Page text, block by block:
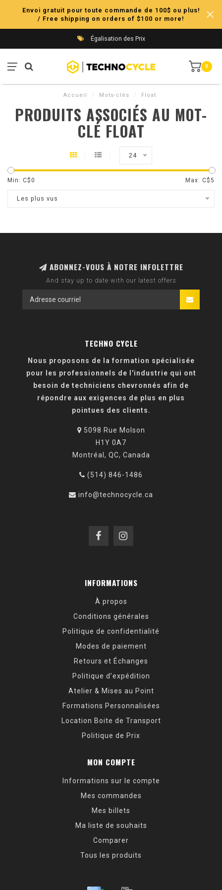
Envoi gratuit pour toute commande de 100$ ou plus!
/ Free shipping on orders of $100 or more!
Égalisation des Prix
0
Accueil / Mots-clés / Float
PRODUITS ASSOCIÉS AU MOT-
CLÉ FLOAT
24
Min: C$0 Max: C$5
Les plus vus
ABONNEZ-VOUS À NOTRE INFOLETTRE
And stay up to date with our latest offers
TECHNO CYCLE
Nous proposons de la formation spécialisée
pour les professionnels de l'industrie qui ont
besoin de techniciens chevronnés afin de
répondre aux exigences de plus en plus
pointues des clients.
5098 Rue Molson
H1Y 0A7
Montréal, QC, Canada
(514) 846-1486
info@technocycle.ca
INFORMATIONS
À propos
Conditions générales
Politique de confidentialité
Modes de paiement
Retours et Échanges
Politique d’expédition
Atelier & Mises au Point
Formations Personnalisées
Location Boite de Transport
Politique de Prix
MON COMPTE
Informations sur le compte
Mes commandes
Mes billets
Ma liste de souhaits
Comparer
Tous les produits